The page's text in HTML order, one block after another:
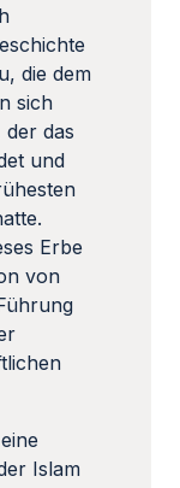
die dem
sich
das
und
Erbe
von
Islam